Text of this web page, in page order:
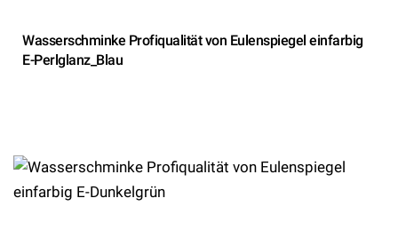
Wasserschminke Profiqualität von Eulenspiegel einfarbig
E-Perlglanz_Blau